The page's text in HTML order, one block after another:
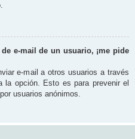
e-mail de un usuario, ¡me pide
e-mail a otros usuarios a través
la opción. Esto es para prevenir el
usuarios anónimos.